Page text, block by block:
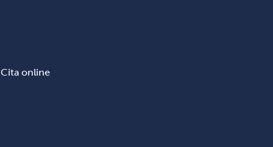
Cita online